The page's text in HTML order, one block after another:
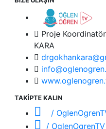
Proje
KARA
TAKİPTE KALIN
/
/ OglenOgrenTV